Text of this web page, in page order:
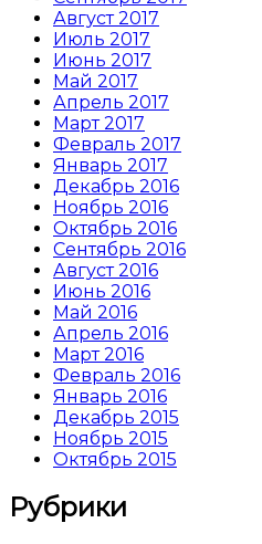
Август 2017
Июль 2017
Июнь 2017
Май 2017
Апрель 2017
Март 2017
Февраль 2017
Январь 2017
Декабрь 2016
Ноябрь 2016
Октябрь 2016
Сентябрь 2016
Август 2016
Июнь 2016
Май 2016
Апрель 2016
Март 2016
Февраль 2016
Январь 2016
Декабрь 2015
Ноябрь 2015
Октябрь 2015
Рубрики